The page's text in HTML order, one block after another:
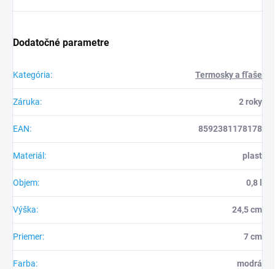
Dodatočné parametre
Kategória: Termosky a fľaše
Záruka: 2 roky
EAN: 8592381178178
Materiál : plast
Objem: 0,8 l
Výška: 24,5 cm
Priemer: 7 cm
Farba: modrá